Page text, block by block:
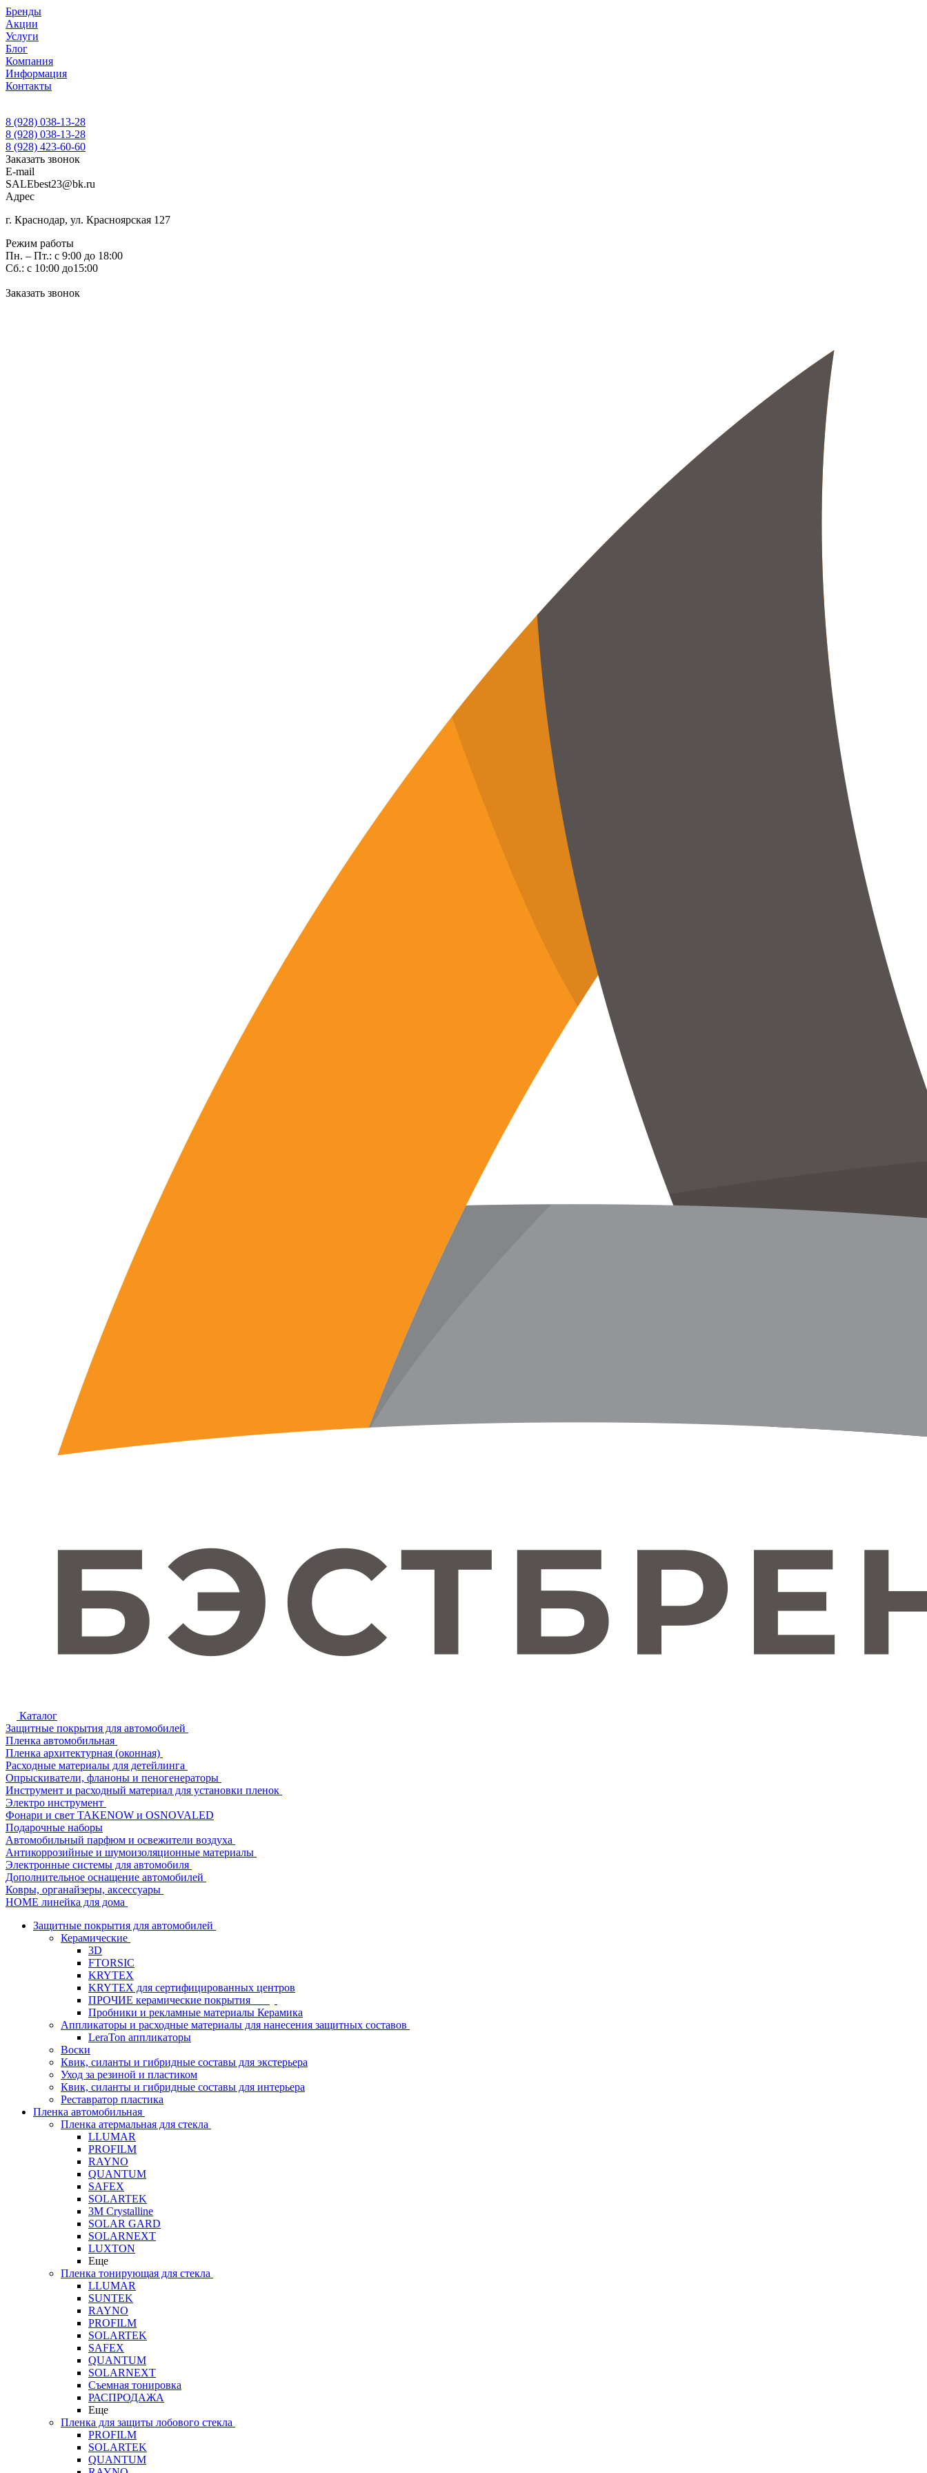
Бренды
Акции
Услуги
Блог
Компания
Информация
Контакты
8 (928) 038-13-28
8 (928) 038-13-28
8 (928) 423-60-60
Заказать звонок
E-mail
SALEbest23@bk.ru
Адрес
г. Краснодар, ул. Красноярская 127
Режим работы
Пн. – Пт.: с 9:00 до 18:00
Сб.: с 10:00 до15:00
Заказать звонок
Каталог
Защитные покрытия для автомобилей
Пленка автомобильная
Пленка архитектурная (оконная)
Расходные материалы для детейлинга
Опрыскиватели, фланоны и пеногенераторы
Инструмент и расходный материал для установки пленок
Электро инструмент
Фонари и свет TAKENOW и OSNOVALED
Подарочные наборы
Автомобильный парфюм и освежители воздуха
Антикоррозийные и шумоизоляционные материалы
Электронные системы для автомобиля
Дополнительное оснащение автомобилей
Ковры, органайзеры, аксессуары
HOME линейка для дома
Защитные покрытия для автомобилей
Керамические
3D
FTORSIC
KRYTEX
KRYTEX для сертифицированных центров
ПРОЧИЕ керамические покрытия
Пробники и рекламные материалы Керамика
Аппликаторы и расходные материалы для нанесения защитных составов
LeraTon аппликаторы
Воски
Квик, силанты и гибридные составы для экстерьера
Уход за резиной и пластиком
Квик, силанты и гибридные составы для интерьера
Реставратор пластика
Пленка автомобильная
Пленка атермальная для стекла
LLUMAR
PROFILM
RAYNO
QUANTUM
SAFEX
SOLARTEK
3M Crystalline
SOLAR GARD
SOLARNEXT
LUXTON
Еще
Пленка тонирующая для стекла
LLUMAR
SUNTEK
RAYNO
PROFILM
SOLARTEK
SAFEX
QUANTUM
SOLARNEXT
Съемная тонировка
РАСПРОДАЖА
Еще
Пленка для защиты лобового стекла
PROFILM
SOLARTEK
QUANTUM